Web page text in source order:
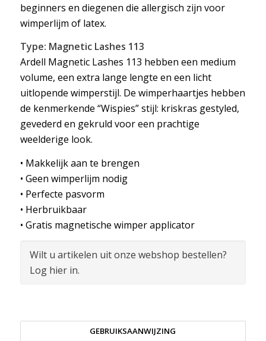
beginners en diegenen die allergisch zijn voor
wimperlijm of latex.
Type: Magnetic Lashes 113
Ardell Magnetic Lashes 113 hebben een medium
volume, een extra lange lengte en een licht
uitlopende wimperstijl. De wimperhaartjes hebben
de kenmerkende “Wispies” stijl: kriskras gestyled,
gevederd en gekruld voor een prachtige
weelderige look.
• Makkelijk aan te brengen
• Geen wimperlijm nodig
• Perfecte pasvorm
• Herbruikbaar
• Gratis magnetische wimper applicator
Wilt u artikelen uit onze webshop bestellen?
Log hier in.
GEBRUIKSAANWIJZING